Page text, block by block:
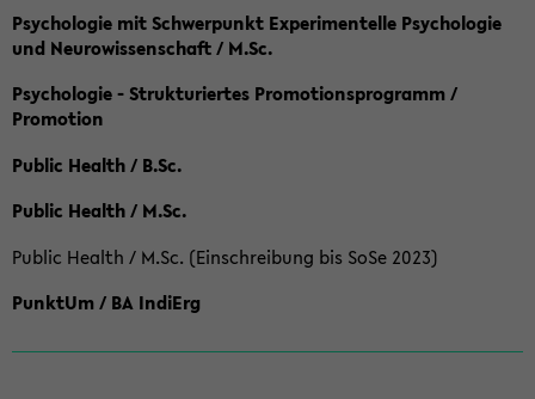
Psychologie mit Schwerpunkt Experimentelle Psychologie
und Neurowissenschaft / M.Sc.
Psychologie - Strukturiertes Promotionsprogramm /
Promotion
Public Health / B.Sc.
Public Health / M.Sc.
Public Health / M.Sc. (Einschreibung bis SoSe 2023)
PunktUm / BA IndiErg